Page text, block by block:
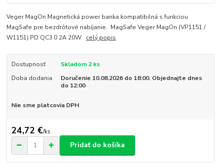
Veger MagOn Magnetická power banka kompatibilná s funkciou
MagSafe pre bezdrôtové nabíjanie. MagSafe Veger MagOn (VP1151 /
W1151) PD QC3.0 2A 20W celý popis
Dostupnosť
Skladom 2 ks
Doba dodania
Doručenie 10.08.2026 do 18:00. Objednajte dnes
do 12:00
Nie sme platcovia DPH
24,72 €/ks
Pridať do košíka